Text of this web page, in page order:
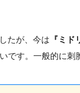
たが、今は 『ミド
す。一般的に刺